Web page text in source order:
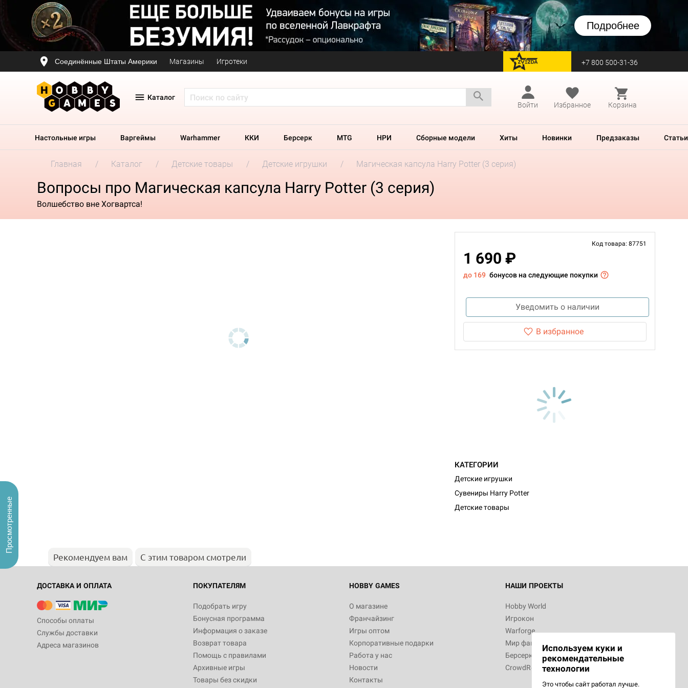
Подробнее
Соединённые Штаты Америки Магазины Игротеки перейти на Zvezda +7 800 500-31-36
Каталог
Войти
Избранное Корзина
Настольные игры Варгеймы Warhammer ККИ Берсерк MTG НРИ Сборные модели Хиты Новинки Предзаказы Статьи
Главная Каталог Детские товары Детские игрушки Магическая капсула Harry Potter (3 серия)
Вопросы про Магическая капсула Harry Potter (3 серия)
Волшебство вне Хогвартса!
Код товара: 87751
1 690 ₽
до 169 бонусов на следующие покупки
Уведомить о наличии
В избранное
КАТЕГОРИИ
Детские игрушки
Сувениры Harry Potter
Детские товары
Рекомендуем вам С этим товаром смотрели
ДОСТАВКА И ОПЛАТА
Способы оплаты
Службы доставки
Адреса магазинов
ПОКУПАТЕЛЯМ
Подобрать игру
Бонусная программа
Информация о заказе
Возврат товара
Помощь с правилами
Архивные игры
Товары без скидки
HOBBY GAMES
О магазине
Франчайзинг
Игры оптом
Корпоративные подарки
Работа у нас
Новости
Контакты
НАШИ ПРОЕКТЫ
Hobby World
Игрокон
Warforge
Мир фантастики
Берсерк
CrowdRepublic
Используем куки и
рекомендательные
технологии
Это чтобы сайт работал лучше.
Просмотренные
Настольная игра Hobby World Монстры
Белая смерть
12 990
Настольная игра Hobby World Ужас
3 490